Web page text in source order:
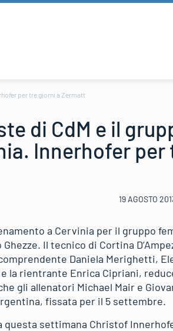
per tre giorni a Zermatt
di CdM e il
Innerhofer
19 AGOSTO
a Cervinia per il gruppo
Il tecnico di Cortina
Daniela Merighetti,
e la rientrante Enrica Cipriani,
gli allenatori Michael Mair e
fissata per il 5 settembre.
settimana Christof